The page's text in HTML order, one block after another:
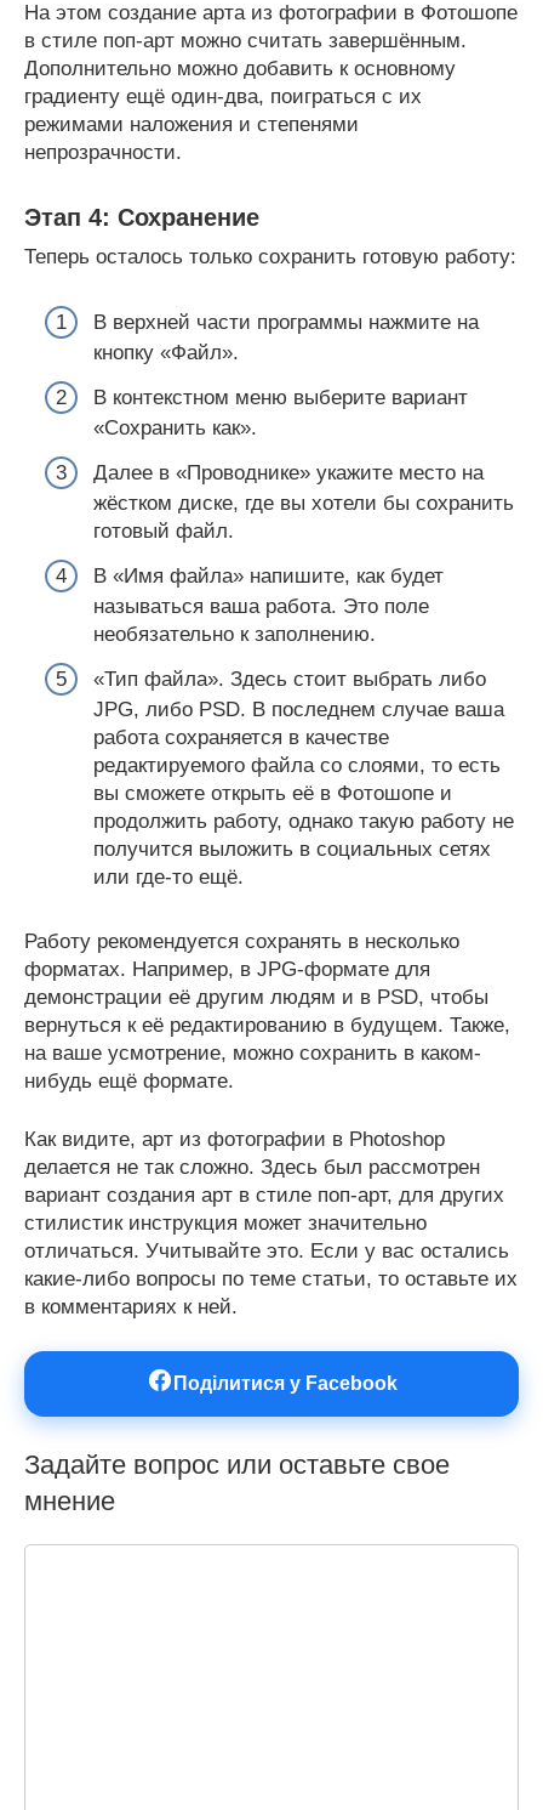
На этом создание арта из фотографии в Фотошопе
в стиле поп-арт можно считать завершённым.
Дополнительно можно добавить к основному
градиенту ещё один-два, поиграться с их
режимами наложения и степенями
непрозрачности.
Этап 4: Сохранение
Теперь осталось только сохранить готовую работу:
В верхней части программы нажмите на
кнопку «Файл».
В контекстном меню выберите вариант
«Сохранить как».
Далее в «Проводнике» укажите место на
жёстком диске, где вы хотели бы сохранить
готовый файл.
В «Имя файла» напишите, как будет
называться ваша работа. Это поле
необязательно к заполнению.
«Тип файла». Здесь стоит выбрать либо
JPG, либо PSD. В последнем случае ваша
работа сохраняется в качестве
редактируемого файла со слоями, то есть
вы сможете открыть её в Фотошопе и
продолжить работу, однако такую работу не
получится выложить в социальных сетях
или где-то ещё.
Работу рекомендуется сохранять в несколько
форматах. Например, в JPG-формате для
демонстрации её другим людям и в PSD, чтобы
вернуться к её редактированию в будущем. Также,
на ваше усмотрение, можно сохранить в каком-
нибудь ещё формате.
Как видите, арт из фотографии в Photoshop
делается не так сложно. Здесь был рассмотрен
вариант создания арт в стиле поп-арт, для других
стилистик инструкция может значительно
отличаться. Учитывайте это. Если у вас остались
какие-либо вопросы по теме статьи, то оставьте их
в комментариях к ней.
Поділитися у Facebook
Задайте вопрос или оставьте свое
мнение